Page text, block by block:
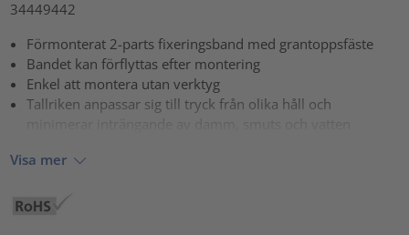
34449442
Förmonterat 2-parts fixeringsband med grantoppsfäste
Bandet kan förflyttas efter montering
Enkel att montera utan verktyg
Tallriken anpassar sig till tryck från olika håll och
Visa mer